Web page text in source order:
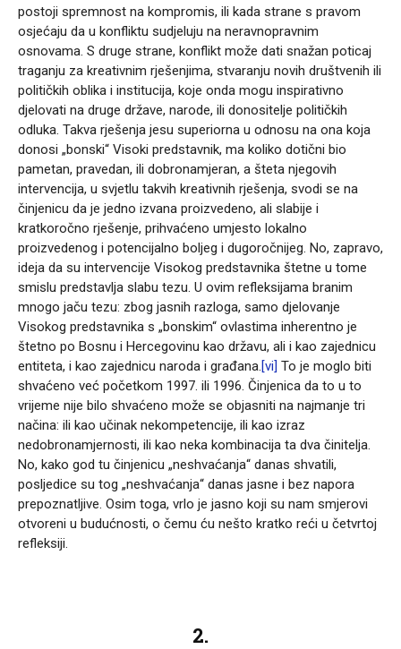
postoji spremnost na kompromis, ili kada strane s pravom
osjećaju da u konfliktu sudjeluju na neravnopravnim
osnovama. S druge strane, konflikt može dati snažan poticaj
traganju za kreativnim rješenjima, stvaranju novih društvenih ili
političkih oblika i institucija, koje onda mogu inspirativno
djelovati na druge države, narode, ili donositelje političkih
odluka. Takva rješenja jesu superiorna u odnosu na ona koja
donosi „bonski“ Visoki predstavnik, ma koliko dotični bio
pametan, pravedan, ili dobronamjeran, a šteta njegovih
intervencija, u svjetlu takvih kreativnih rješenja, svodi se na
činjenicu da je jedno izvana proizvedeno, ali slabije i
kratkoročno rješenje, prihvaćeno umjesto lokalno
proizvedenog i potencijalno boljeg i dugoročnijeg. No, zapravo,
ideja da su intervencije Visokog predstavnika štetne u tome
smislu predstavlja slabu tezu. U ovim refleksijama branim
mnogo jaču tezu: zbog jasnih razloga, samo djelovanje
Visokog predstavnika s „bonskim“ ovlastima inherentno je
štetno po Bosnu i Hercegovinu kao državu, ali i kao zajednicu
entiteta, i kao zajednicu naroda i građana. [vi] To je moglo biti
shvaćeno već početkom 1997. ili 1996. Činjenica da to u to
vrijeme nije bilo shvaćeno može se objasniti na najmanje tri
načina: ili kao učinak nekompetencije, ili kao izraz
nedobronamjernosti, ili kao neka kombinacija ta dva činitelja.
No, kako god tu činjenicu „neshvaćanja“ danas shvatili,
posljedice su tog „neshvaćanja“ danas jasne i bez napora
prepoznatljive. Osim toga, vrlo je jasno koji su nam smjerovi
otvoreni u budućnosti, o čemu ću nešto kratko reći u četvrtoj
refleksiji.
2.